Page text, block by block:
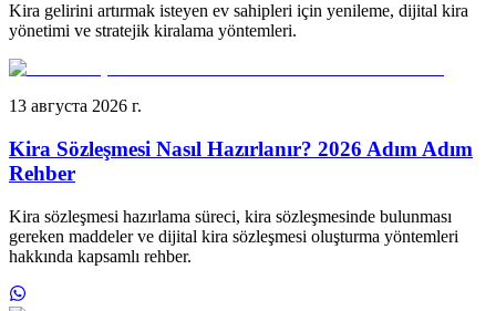
Kira gelirini artırmak isteyen ev sahipleri için yenileme, dijital kira
yönetimi ve stratejik kiralama yöntemleri.
13 августа 2026 г.
Kira Sözleşmesi Nasıl Hazırlanır? 2026 Adım Adım
Rehber
Kira sözleşmesi hazırlama süreci, kira sözleşmesinde bulunması
gereken maddeler ve dijital kira sözleşmesi oluşturma yöntemleri
hakkında kapsamlı rehber.